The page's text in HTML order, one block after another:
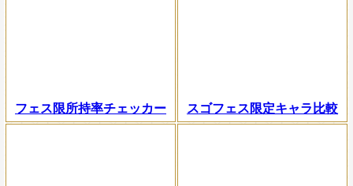
フェス限所持率チェッカー スゴフェス限定キャラ比較